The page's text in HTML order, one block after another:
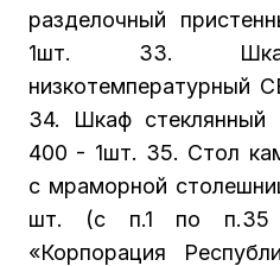
разделочный
1шт. 33. Шкаф
низкотемпературный
34. Шкаф стеклянный
400 - 1шт. 35. Стол
с мраморной
шт. (с п.1 по
«Корпорация